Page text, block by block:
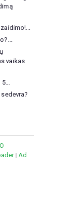
vaikas
|Ad